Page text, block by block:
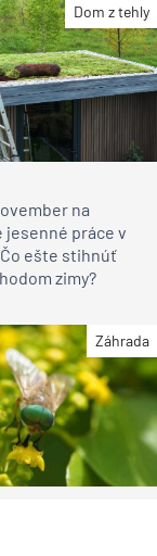
Dom z tehly
na
jesenné práce v
ešte stihnúť
zimy?
Záhrada